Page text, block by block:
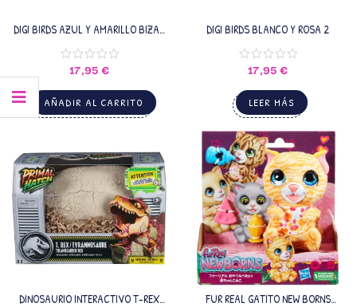
DIGI BIRDS AZUL Y AMARILLO BIZAK
17,95€
AÑADIR AL CARRITO
DIGI BIRDS BLANCO Y ROSA 2
17,95€
LEER MÁS
DINOSAURIO INTERACTIVO T-REX
FUR REAL GATITO NEW BORNS